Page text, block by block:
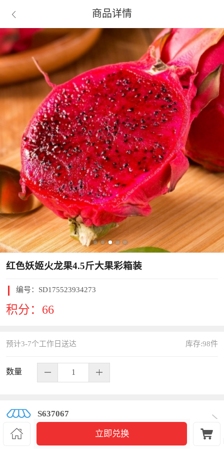
 商品详情
红色妖姬火龙果4.5斤大果彩箱装
编号： SD175523934273
积分： 66
库存:98件
预计3-7个工作日送达
数量
S637067
 立即兑换 